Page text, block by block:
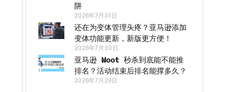
阱
2026年7月31日
还在为变体管理头疼？亚马逊添加
变体功能更新，新版更方便！
2026年7月30日
亚马逊 Woot 秒杀到底能不能推
排名？活动结束后排名能撑多久？
2026年7月29日